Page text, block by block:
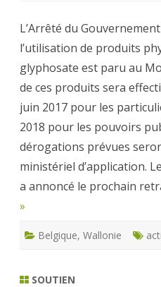
L’Arrêté du
l’utilisation de produits
glyphosate est paru au
de ces produits sera
juin 2017 pour les
2018 pour les pouvoirs
dérogations prévues
ministériel d’application.
a annoncé le prochain
»
Belgique, Wallonie
SOUTIEN